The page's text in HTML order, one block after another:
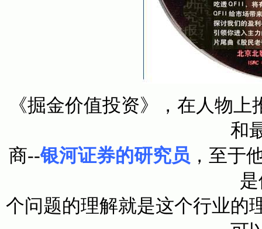
《掘金价值投资》，在人物
和
商--银河证券的研究员 ，至于
个问题的理解就是这个行业的